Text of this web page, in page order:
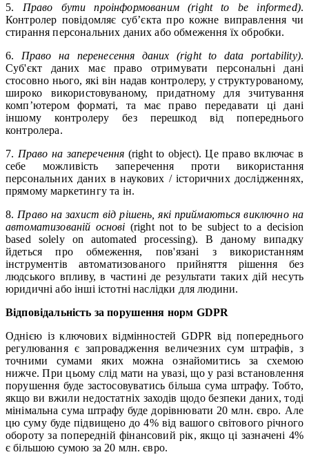
5. Право бути проінформованим (right to be informed).
Контролер повідомляє суб’єкта про кожне виправлення чи
стирання персональних даних або обмеження їх обробки.
6. Право на перенесення даних (right to data portability).
Суб'єкт даних має право отримувати персональні дані
стосовно нього, які він надав контролеру, у структурованому,
широко використовуваному, придатному для зчитування
комп’ютером форматі, та має право передавати ці дані
іншому контролеру без перешкод від попереднього
контролера.
7. Право на заперечення (right to object). Це право включає в
себе можливість заперечення проти використання
персональних даних в наукових / історичних дослідженнях,
прямому маркетингу та ін.
8. Право на захист від рішень, які приймаються виключно на
автоматизованій основі (right not to be subject to a decision
based solely on automated processing). В даному випадку
йдеться про обмеження, пов'язані з використанням
інструментів автоматизованого прийняття рішення без
людського впливу, в частині де результати таких дій несуть
юридичні або інші істотні наслідки для людини.
Відповідальність за порушення норм GDPR
Однією із ключових відмінностей GDPR від попереднього
регулювання є запровадження величезних сум штрафів, з
точними сумами яких можна ознайомитись за схемою
нижче. При цьому слід мати на увазі, що у разі встановлення
порушення буде застосовуватись більша сума штрафу. Тобто,
якщо ви вжили недостатніх заходів щодо безпеки даних, тоді
мінімальна сума штрафу буде дорівнювати 20 млн. євро. Але
цю суму буде підвищено до 4% від вашого світового річного
обороту за попередній фінансовий рік, якщо ці зазначені 4%
є більшою сумою за 20 млн. євро.